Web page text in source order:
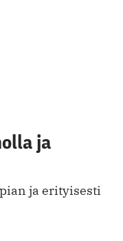
ja
ja erityisesti